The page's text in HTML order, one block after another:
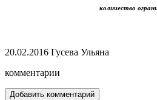
количество
20.02.2016 Гусева Ульяна
комментарии
Добавить комментарий